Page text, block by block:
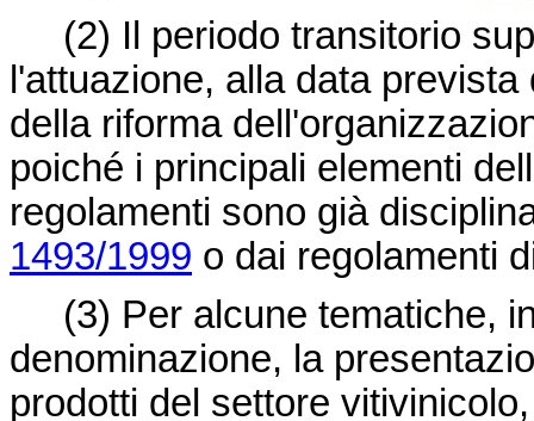
(2) Il periodo transitorio
l'attuazione, alla data
della riforma
poiché i principali elementi
regolamenti sono già
1493/1999 o dai regolamenti
(3) Per alcune tematiche,
denominazione, la
prodotti del settore